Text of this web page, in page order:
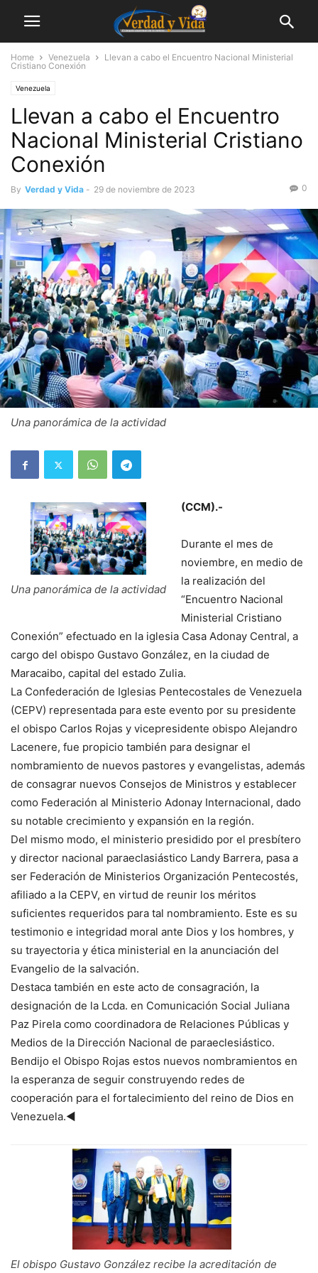
Home Venezuela
Llevan a cabo el Encuentro Nacional Ministerial
Cristiano Conexión
Venezuela
Llevan a cabo el Encuentro
Nacional Ministerial Cristiano
Conexión
By Verdad y Vida - 29 de noviembre de 2023 0
Una panorámica de la actividad
Una panorámica de la actividad
(CCM).-
Durante el mes de
noviembre, en medio de
la realización del
“Encuentro Nacional
Ministerial Cristiano
Conexión” efectuado en la iglesia Casa Adonay Central, a
cargo del obispo Gustavo González, en la ciudad de
Maracaibo, capital del estado Zulia.
La Confederación de Iglesias Pentecostales de Venezuela
(CEPV) representada para este evento por su presidente
el obispo Carlos Rojas y vicepresidente obispo Alejandro
Lacenere, fue propicio también para designar el
nombramiento de nuevos pastores y evangelistas, además
de consagrar nuevos Consejos de Ministros y establecer
como Federación al Ministerio Adonay Internacional, dado
su notable crecimiento y expansión en la región.
Del mismo modo, el ministerio presidido por el presbítero
y director nacional paraeclasiástico Landy Barrera, pasa a
ser Federación de Ministerios Organización Pentecostés,
afiliado a la CEPV, en virtud de reunir los méritos
suficientes requeridos para tal nombramiento. Este es su
testimonio e integridad moral ante Dios y los hombres, y
su trayectoria y ética ministerial en la anunciación del
Evangelio de la salvación.
Destaca también en este acto de consagración, la
designación de la Lcda. en Comunicación Social Juliana
Paz Pirela como coordinadora de Relaciones Públicas y
Medios de la Dirección Nacional de paraeclesiástico.
Bendijo el Obispo Rojas estos nuevos nombramientos en
la esperanza de seguir construyendo redes de
cooperación para el fortalecimiento del reino de Dios en
Venezuela.◄
El obispo Gustavo González recibe la acreditación de